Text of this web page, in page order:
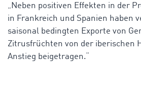
„Neben positiven Effekten in der
in Frankreich und Spanien haben
saisonal bedingten Exporte von
Zitrusfrüchten von der iberischen
Anstieg beigetragen.“